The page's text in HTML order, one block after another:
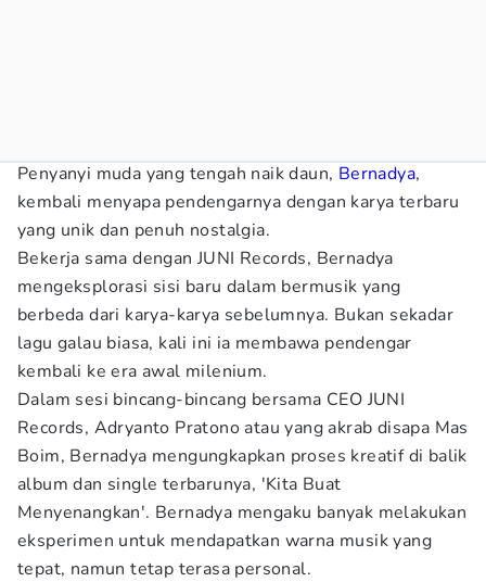
Penyanyi muda yang tengah naik daun, Bernadya,
kembali menyapa pendengarnya dengan karya terbaru
yang unik dan penuh nostalgia.
Bekerja sama dengan JUNI Records, Bernadya
mengeksplorasi sisi baru dalam bermusik yang
berbeda dari karya-karya sebelumnya. Bukan sekadar
lagu galau biasa, kali ini ia membawa pendengar
kembali ke era awal milenium.
Dalam sesi bincang-bincang bersama CEO JUNI
Records, Adryanto Pratono atau yang akrab disapa Mas
Boim, Bernadya mengungkapkan proses kreatif di balik
album dan single terbarunya, 'Kita Buat
Menyenangkan'. Bernadya mengaku banyak melakukan
eksperimen untuk mendapatkan warna musik yang
tepat, namun tetap terasa personal.